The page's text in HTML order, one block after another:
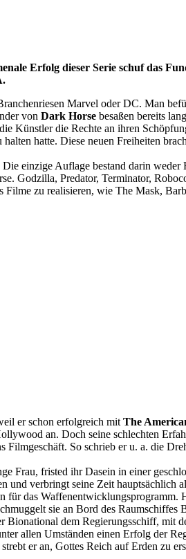
Erfolg dieser Serie schuf das
Marvel oder DC. Man
von Dark Horse besaßen bereits
Künstler die Rechte an ihren
hatte. Diese neuen Freiheiten
einzige Auflage bestand darin
Godzilla, Predator, Terminator,
Filme zu realisieren, wie The Mask,
er schon erfolgreich mit The
an. Doch seine schlechten
So schrieb er u. a. die
fristed ihr Dasein in einer
und verbringt seine Zeit
für das
sie an Bord des
dem Regierungsschiff, mit
allen Umständen einen Erfolg der
er an, Gottes Reich auf Erden zu